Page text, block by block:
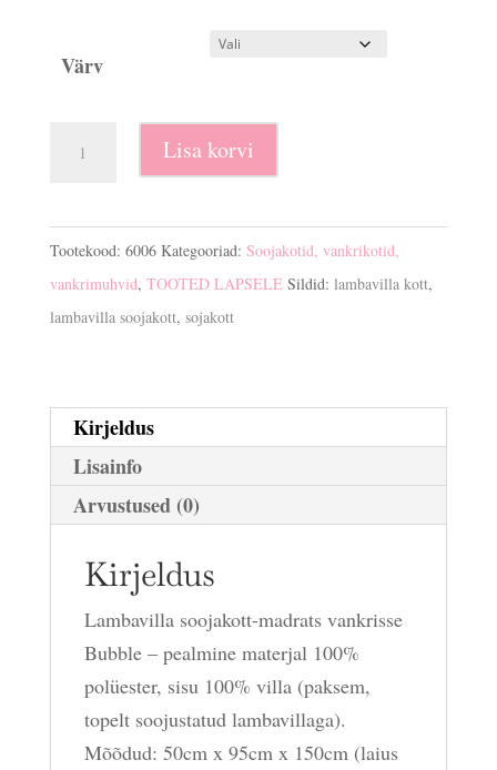
Värv
Lisa korvi
Tootekood: 6006 Kategooriad: Soojakotid, vankrikotid,
vankrimuhvid, TOOTED LAPSELE Sildid: lambavilla kott,
lambavilla soojakott, sojakott
Kirjeldus
Lisainfo
Arvustused (0)
Kirjeldus
Lambavilla soojakott-madrats vankrisse
Bubble – pealmine materjal 100%
polüester, sisu 100% villa (paksem,
topelt soojustatud lambavillaga).
Mõõdud: 50cm x 95cm x 150cm (laius